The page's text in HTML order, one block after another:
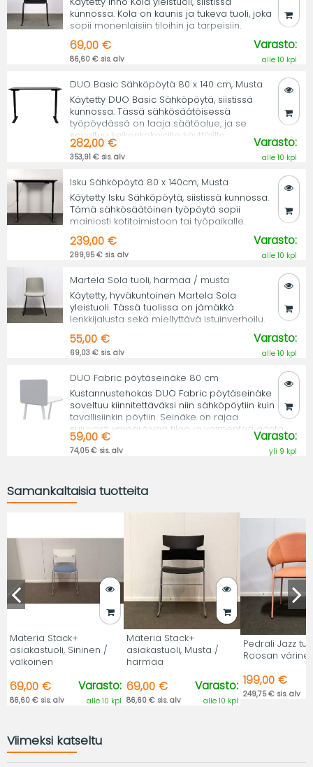
kunnossa. Kola on kaunis ja tukeva tuoli, joka
sopii monenlaisiin tiloihin ja tarpeisiin.
69,00 €
86,60 € sis. alv
Varasto:
alle 10 kpl
DUO Basic Sähköpöytä 80 x 140 cm, Musta
Käytetty DUO Basic Sähköpöytä, siistissä
kunnossa. Tässä sähkösäätöisessä
työpöydässä on laaja säätöalue, ja se
soveltuu kaikenkokoisille käyttäjille.
282,00 €
353,91 € sis. alv
Varasto:
alle 10 kpl
Isku Sähköpöytä 80 x 140cm, Musta
Käytetty Isku Sähköpöytä, siistissä kunnossa.
Tämä sähkösäätöinen työpöytä sopii
mainiosti kotitoimistoon tai työpaikalle.
239,00 €
299,95 € sis. alv
Varasto:
alle 10 kpl
Martela Sola tuoli, harmaa / musta
Käytetty, hyväkuntoinen Martela Sola
yleistuoli. Tässä tuolissa on jämäkkä
lenkkijalusta sekä miellyttävä istuinverhoilu.
55,00 €
69,03 € sis. alv
Varasto:
alle 10 kpl
DUO Fabric pöytäseinäke 80 cm
Kustannustehokas DUO Fabric pöytäseinäke
soveltuu kiinnitettäväksi niin sähköpöytiin kuin
tavallisiinkin pöytiin. Seinäke on rajaa
sujuvasti ympäröivää tilaa ja vaimentaa ääntä.
59,00 €
74,05 € sis. alv
Varasto:
yli 9 kpl
Samankaltaisia tuotteita
Materia Stack+
asiakastuoli, Sininen /
valkoinen
69,00 €
86,60 € sis. alv
Varasto:
alle 10 kpl
Materia Stack+
asiakastuoli, Musta /
harmaa
69,00 €
86,60 € sis. alv
Varasto:
alle 10 kpl
Pedrali Jazz
Roosan
199,00 €
249,75 € sis. alv
Viimeksi katseltu